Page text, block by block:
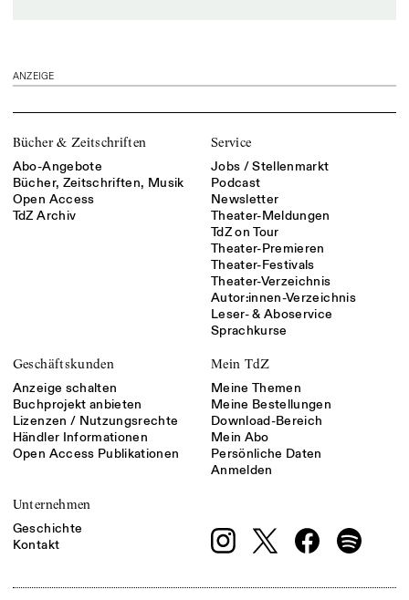
ANZEIGE
Bücher & Zeitschriften
Abo-Angebote
Bücher, Zeitschriften, Musik
Open Access
TdZ Archiv
Service
Jobs / Stellenmarkt
Podcast
Newsletter
Theater-Meldungen
TdZ on Tour
Theater-Premieren
Theater-Festivals
Theater-Verzeichnis
Autor:innen-Verzeichnis
Leser- & Aboservice
Sprachkurse
Geschäftskunden
Anzeige schalten
Buchprojekt anbieten
Lizenzen / Nutzungsrechte
Händler Informationen
Open Access Publikationen
Mein TdZ
Meine Themen
Meine Bestellungen
Download-Bereich
Mein Abo
Persönliche Daten
Anmelden
Unternehmen
Geschichte
Kontakt